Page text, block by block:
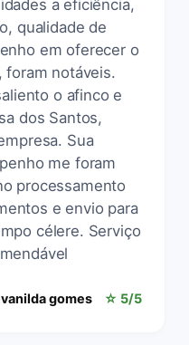
a eficiência,
qualidade de
em oferecer o
foram notáveis.
o afinco e
dos Santos,
Sua
me foram
processamento
e envio para
célere. Serviço
gomes ☆ 5/5